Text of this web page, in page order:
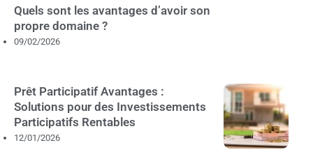
Quels sont les avantages d’avoir son
propre domaine ?
09/02/2026
Prêt Participatif Avantages :
Solutions pour des Investissements
Participatifs Rentables
12/01/2026